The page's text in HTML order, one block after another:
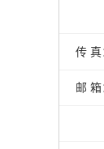
传
邮